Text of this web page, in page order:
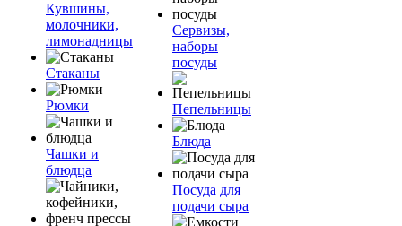
Кувшины,
молочники,
лимонадницы
Стаканы
Рюмки
Чашки и
блюдца
Сервизы,
наборы
посуды
Пепельницы
Блюда
Посуда для
подачи сыра